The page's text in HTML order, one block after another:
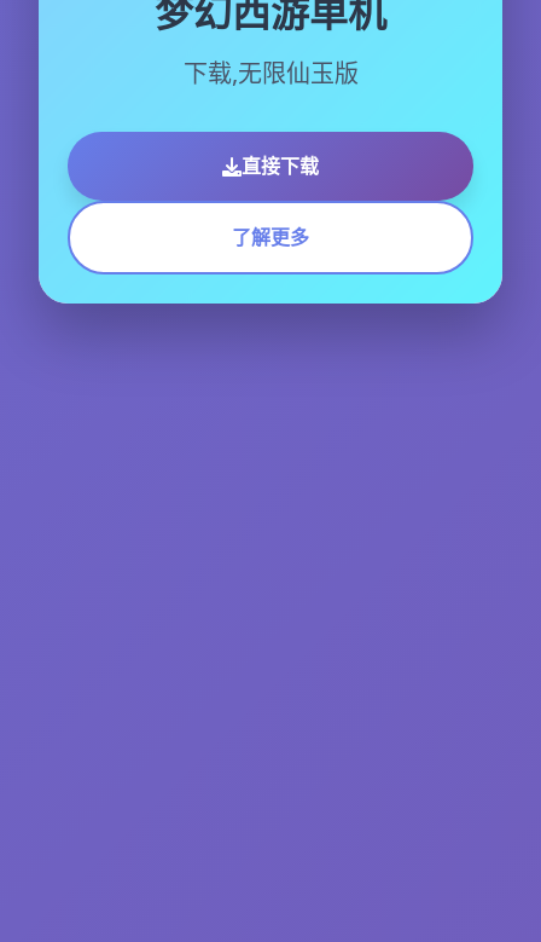
梦幻西游单机
下载,无限仙玉版
直接下载
了解更多